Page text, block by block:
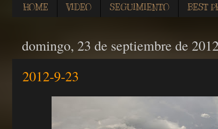
HOME VIDEO SEGUIMIENTO BEST
domingo, 23 de septiembre de
2012-9-23